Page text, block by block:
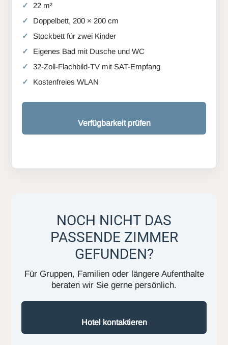
22 m²
Doppelbett, 200 × 200 cm
Stockbett für zwei Kinder
Eigenes Bad mit Dusche und WC
32-Zoll-Flachbild-TV mit SAT-Empfang
Kostenfreies WLAN
Verfügbarkeit prüfen
NOCH NICHT DAS
PASSENDE ZIMMER
GEFUNDEN?
Für Gruppen, Familien oder längere Aufenthalte
beraten wir Sie gerne persönlich.
Hotel kontaktieren